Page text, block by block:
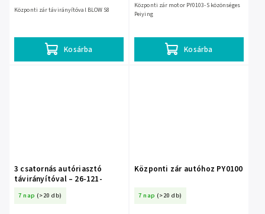
Kosárba
Központi zár távirányítóval BLOW S8
Kosárba
Központi zár motor PY0103-S közönséges
Peiying
3 csatornás autóriasztó
távirányítóval – 26-121-
7 nap (>20 db)
Központi zár autóhoz PY0100
7 nap (>20 db)